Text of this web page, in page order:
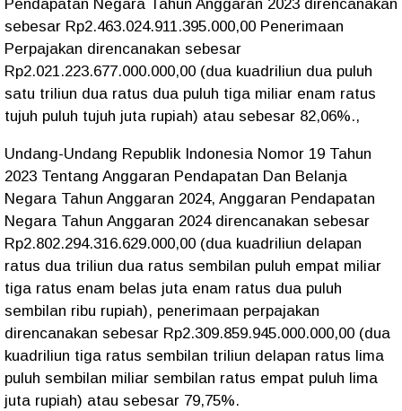
Pendapatan Negara Tahun Anggaran 2023 direncanakan
sebesar Rp2.463.024.911.395.000,00 Penerimaan
Perpajakan direncanakan sebesar
Rp2.021.223.677.000.000,00 (dua kuadriliun dua puluh
satu triliun dua ratus dua puluh tiga miliar enam ratus
tujuh puluh tujuh juta rupiah) atau sebesar 82,06%.,
Undang-Undang Republik Indonesia Nomor 19 Tahun
2023 Tentang Anggaran Pendapatan Dan Belanja
Negara Tahun Anggaran 2024, Anggaran Pendapatan
Negara Tahun Anggaran 2024 direncanakan sebesar
Rp2.802.294.316.629.000,00 (dua kuadriliun delapan
ratus dua triliun dua ratus sembilan puluh empat miliar
tiga ratus enam belas juta enam ratus dua puluh
sembilan ribu rupiah), penerimaan perpajakan
direncanakan sebesar Rp2.309.859.945.000.000,00 (dua
kuadriliun tiga ratus sembilan triliun delapan ratus lima
puluh sembilan miliar sembilan ratus empat puluh lima
juta rupiah) atau sebesar 79,75%.